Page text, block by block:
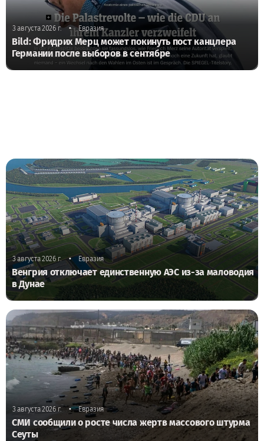
3 августа 2026 г. • Евразия
Bild: Фридрих Мерц может покинуть пост канцлера
Германии после выборов в сентябре
3 августа 2026 г. • Евразия
Венгрия отключает единственную АЭС из-за маловодия
в Дунае
3 августа 2026 г. • Евразия
СМИ сообщили о росте числа жертв массового штурма
Сеуты